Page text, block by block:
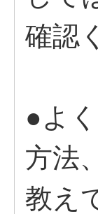
確認
●よ
方法
教え